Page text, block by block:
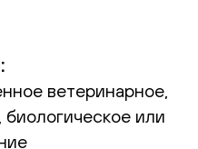
ветеринарное,
или